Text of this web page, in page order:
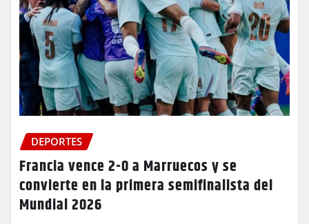
DEPORTES
Francia vence 2-0 a Marruecos y se
convierte en la primera semifinalista del
Mundial 2026